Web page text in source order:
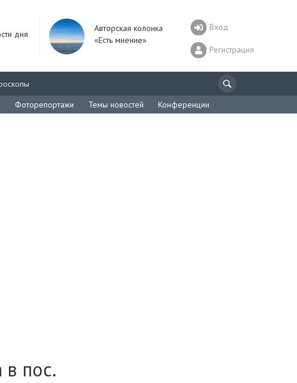
дня
Авторская колонка
«Есть мнение»
Вход
Регистрация
Фоторепортажи Темы новостей Конференции
в пос.